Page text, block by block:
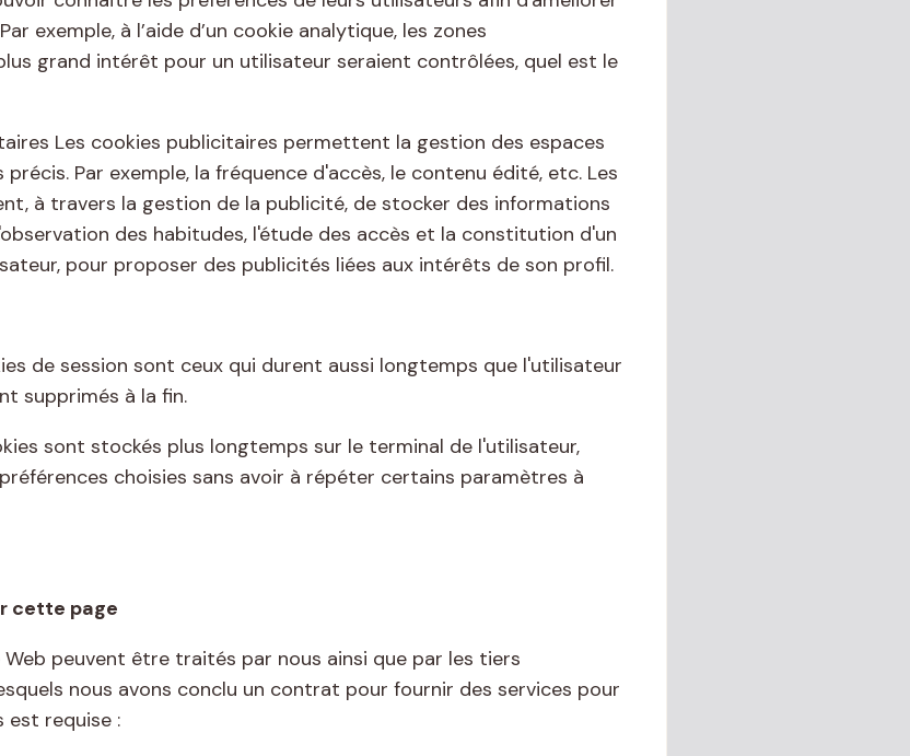
exemple, à l’aide d’un cookie analytique, les zones
grand intérêt pour un utilisateur seraient contrôlées, quel est le
Les cookies publicitaires permettent la gestion des espaces
Par exemple, la fréquence d'accès, le contenu édité, etc. Les
à travers la gestion de la publicité, de stocker des informations
des habitudes, l'étude des accès et la constitution d'un
pour proposer des publicités liées aux intérêts de son profil.
de session sont ceux qui durent aussi longtemps que l'utilisateur
supprimés à la fin.
sont stockés plus longtemps sur le terminal de l'utilisateur,
choisies sans avoir à répéter certains paramètres à
cette page
peuvent être traités par nous ainsi que par les tiers
nous avons conclu un contrat pour fournir des services pour
est requise :